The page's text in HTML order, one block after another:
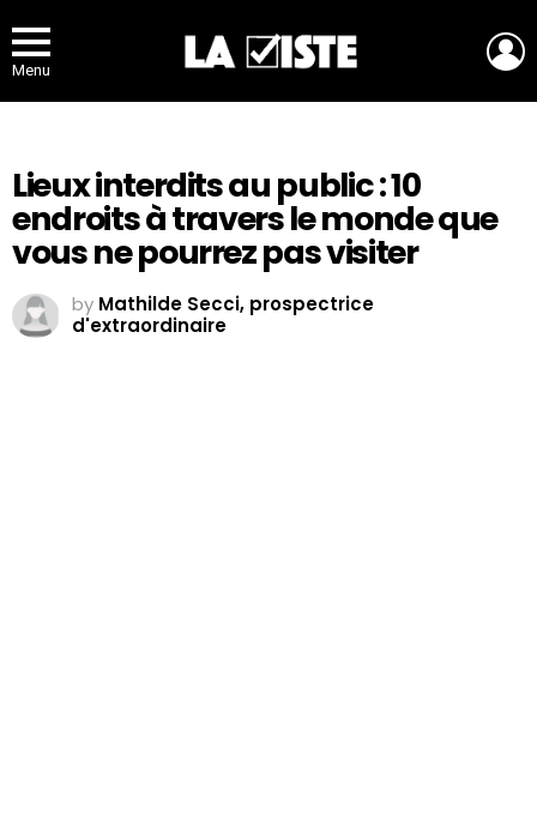
Menu
Lieux interdits au public : 10
endroits à travers le monde que
vous ne pourrez pas visiter
by Mathilde Secci, prospectrice
d'extraordinaire